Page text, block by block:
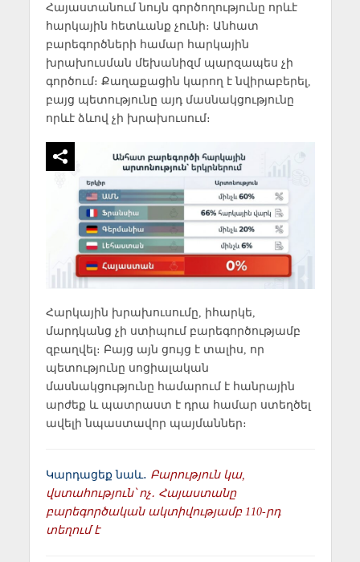
Հայաստանում նույն գործողությունը որևէ
հարկային հետևանք չունի։ Անհատ
բարեգործների համար հարկային
խրախուսման մեխանիզմ պարզապես չի
գործում։ Քաղաքացին կարող է նվիրաբերել,
բայց պետությունը այդ մասնակցությունը
որևէ ձևով չի խրախուսում։
Հարկային խրախուսումը, իհարկե,
մարդկանց չի ստիպում բարեգործությամբ
զբաղվել։ Բայց այն ցույց է տալիս, որ
պետությունը սոցիալական
մասնակցությունը համարում է հանրային
արժեք և պատրաստ է դրա համար ստեղծել
ավելի նպաստավոր պայմաններ։
Կարդացեք նաև․ Բարություն կա,
վստահություն՝ ոչ․ Հայաստանը
բարեգործական ակտիվությամբ 110-րդ
տեղում է